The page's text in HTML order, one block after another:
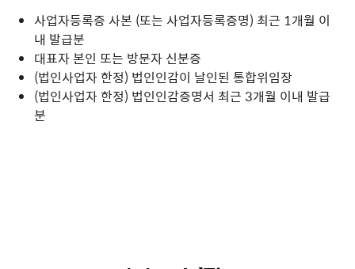
사업자등록증 사본 (또는 사업자등록증명) 최근 1개월 이
내 발급분
대표자 본인 또는 방문자 신분증
(법인사업자 한정) 법인인감이 날인된 통합위임장
(법인사업자 한정) 법인인감증명서 최근 3개월 이내 발급
분